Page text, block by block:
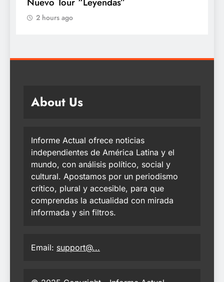
2 hours ago
About Us
Informe Actual ofrece noticias
independientes de América Latina y el
mundo, con análisis político, social y
cultural. Apostamos por un periodismo
crítico, plural y accesible, para que
comprendas la actualidad con mirada
informada y sin filtros.
Email: support@...